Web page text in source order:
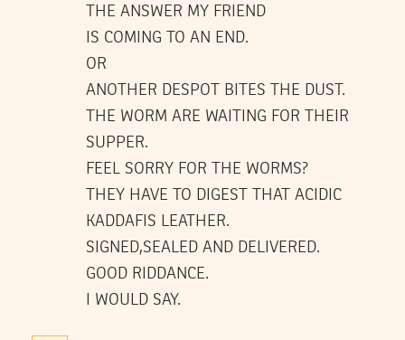
THE ANSWER MY FRIEND
IS COMING TO AN END.
OR
ANOTHER DESPOT BITES THE DUST.
THE WORM ARE WAITING FOR THEIR
SUPPER.
FEEL SORRY FOR THE WORMS?
THEY HAVE TO DIGEST THAT ACIDIC
KADDAFIS LEATHER.
SIGNED,SEALED AND DELIVERED.
GOOD RIDDANCE.
I WOULD SAY.